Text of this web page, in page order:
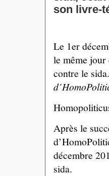
son livre-
Le 1er
le même
contre le
Après le
décembre
sida.